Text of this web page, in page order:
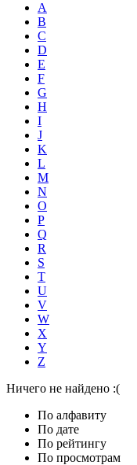
A
B
C
D
E
F
G
H
I
J
K
L
M
N
O
P
Q
R
S
T
U
V
W
X
Y
Z
Ничего не найдено :(
По алфавиту
По дате
По рейтингу
По просмотрам